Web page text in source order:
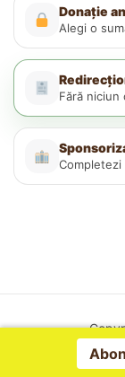
Donație
Alegi o
Fără